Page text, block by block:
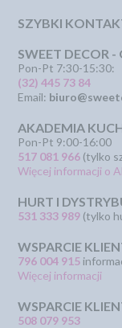
SZYBKI
SWEET DECOR
Pon-Pt 7:30-15:30:
(32) 445 73 84
Email:
AKADEMIA
Pon-Pt 9:00-16:00
517 081 966 (tylko
Więcej informacji o
HURT I
531 333 989 (tylko
WSPARCIE
796 004 915
Więcej informacji
WSPARCIE
508 079 953